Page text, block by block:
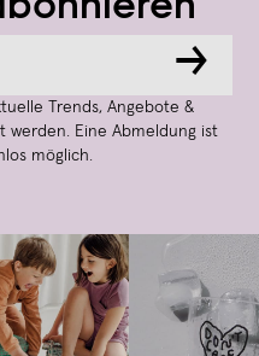
→
Trends, Angebote &
werden. Eine Abmeldung ist
möglich.